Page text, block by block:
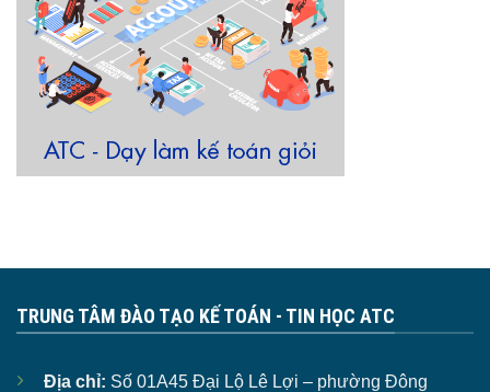
TRUNG TÂM ĐÀO TẠO KẾ TOÁN - TIN HỌC ATC
Địa chỉ: Số 01A45 Đại Lộ Lê Lợi – phường Đông